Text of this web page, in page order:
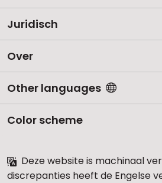
Juridisch
Over
Other languages
Color scheme
Deze website is machinaal
discrepanties heeft de Engelse